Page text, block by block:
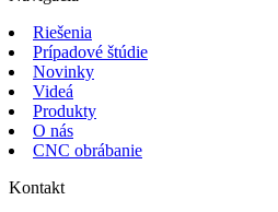
Riešenia
Prípadové štúdie
Novinky
Videá
Produkty
O nás
CNC obrábanie
Kontakt